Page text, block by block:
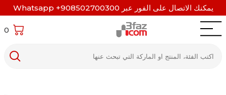
يمكنك الاتصال على الفور عبر Whatsapp +908502700300
0